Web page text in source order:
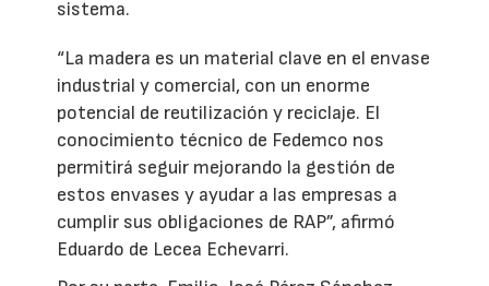
sistema.
“La madera es un material clave en el envase
industrial y comercial, con un enorme
potencial de reutilización y reciclaje. El
conocimiento técnico de Fedemco nos
permitirá seguir mejorando la gestión de
estos envases y ayudar a las empresas a
cumplir sus obligaciones de RAP”, afirmó
Eduardo de Lecea Echevarri.